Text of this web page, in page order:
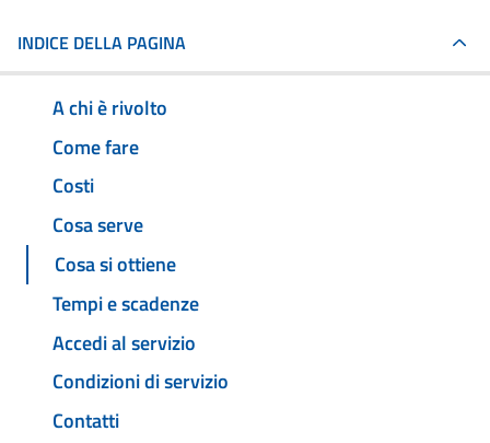
INDICE DELLA PAGINA
A chi è rivolto
Come fare
Costi
Cosa serve
Cosa si ottiene
Tempi e scadenze
Accedi al servizio
Condizioni di servizio
Contatti